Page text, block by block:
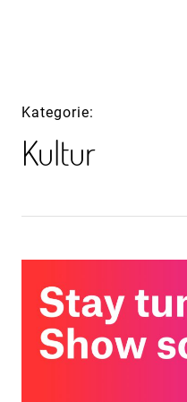
Kategorie
Kultur